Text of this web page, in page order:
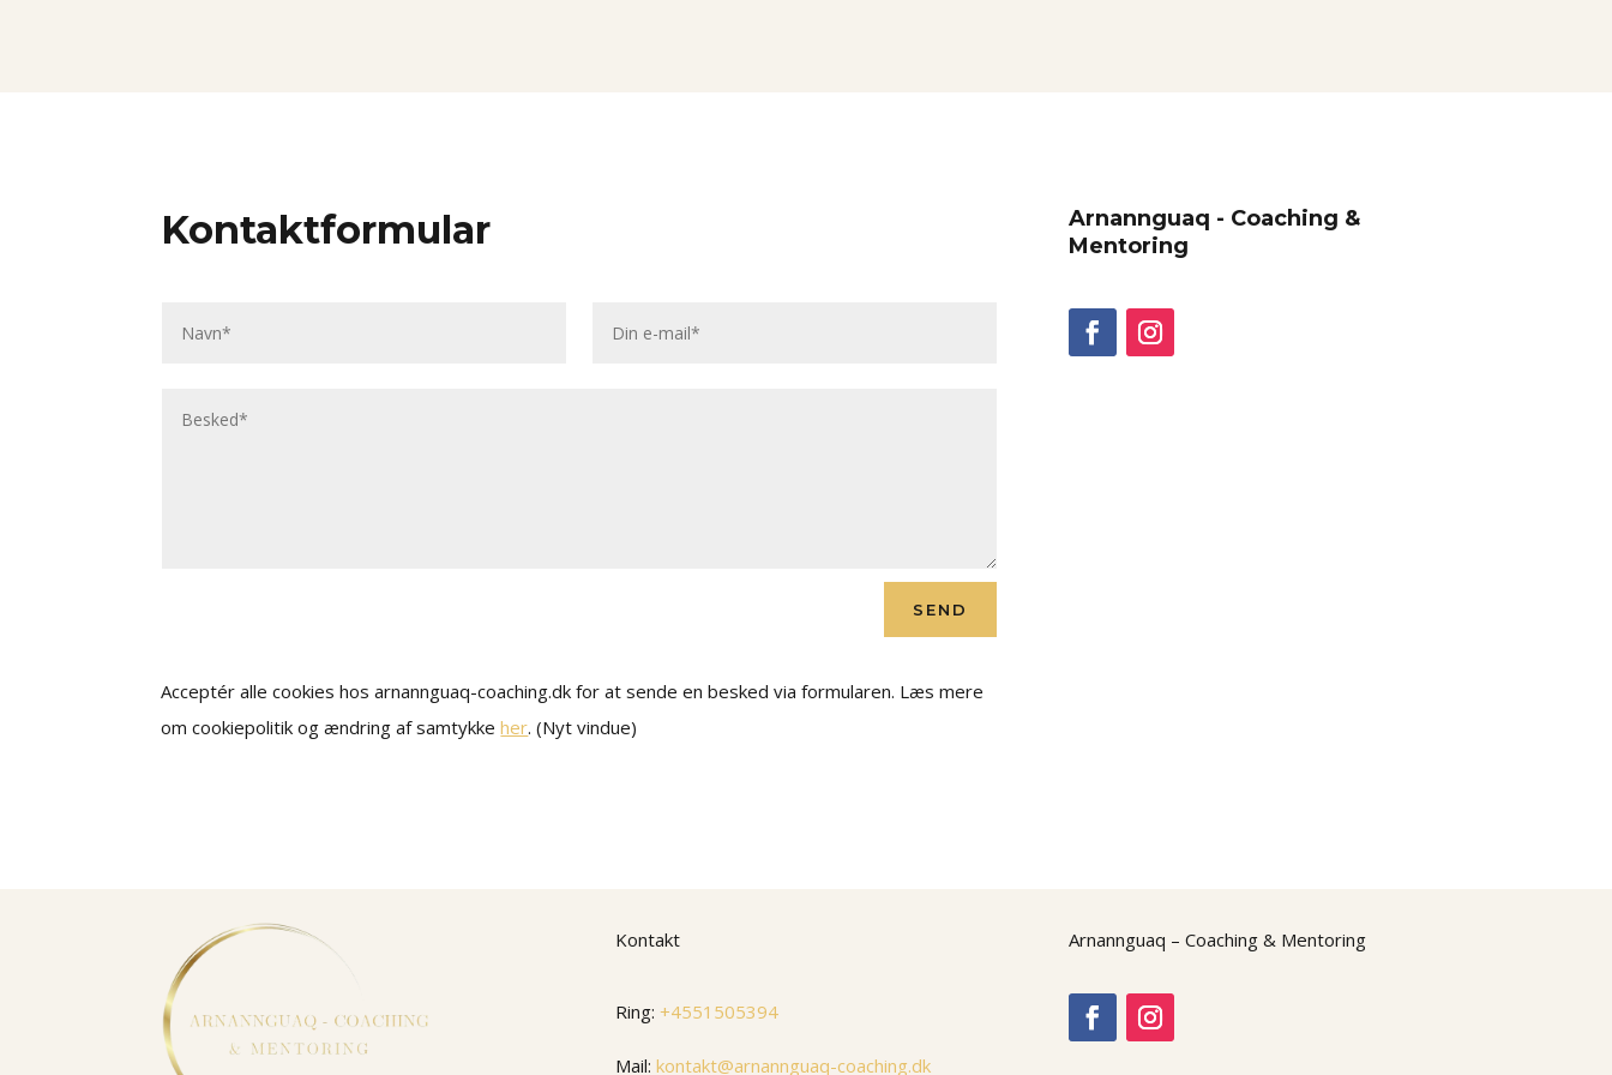
Kontaktformular
SEND
Acceptér alle cookies hos arnannguaq-coaching.dk for at sende en besked via formularen. Læs mere
om cookiepolitik og ændring af samtykkeher. (Nyt vindue)
Arnannguaq - Coaching &
Mentoring
Kontakt
Ring: +4551505394
Mail: kontakt@arnannguaq-coaching.dk
Arnannguaq – Coaching & Mentoring